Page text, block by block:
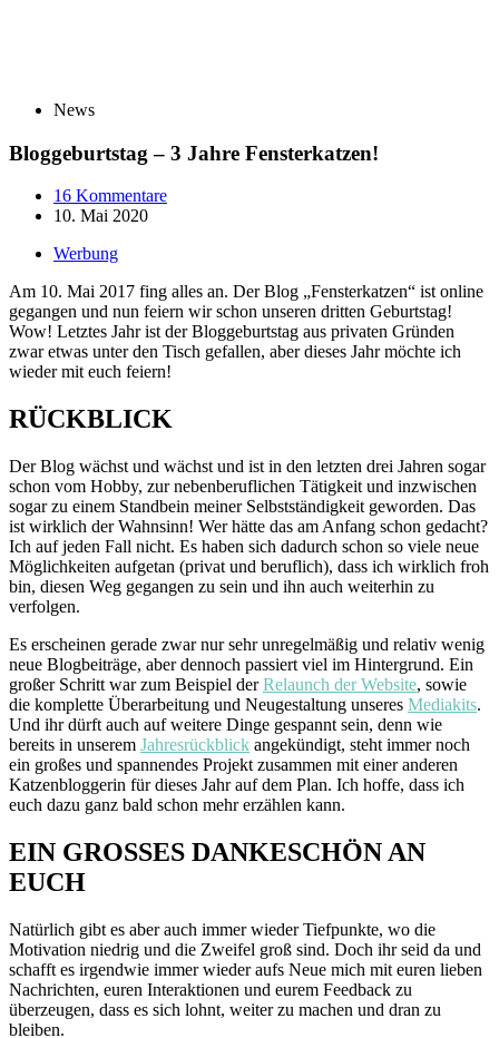
News
Bloggeburtstag – 3 Jahre Fensterkatzen!
16 Kommentare
10. Mai 2020
Werbung
Am 10. Mai 2017 fing alles an. Der Blog „Fensterkatzen“ ist online
gegangen und nun feiern wir schon unseren dritten Geburtstag!
Wow! Letztes Jahr ist der Bloggeburtstag aus privaten Gründen
zwar etwas unter den Tisch gefallen, aber dieses Jahr möchte ich
wieder mit euch feiern!
RÜCKBLICK
Der Blog wächst und wächst und ist in den letzten drei Jahren sogar
schon vom Hobby, zur nebenberuflichen Tätigkeit und inzwischen
sogar zu einem Standbein meiner Selbstständigkeit geworden. Das
ist wirklich der Wahnsinn! Wer hätte das am Anfang schon gedacht?
Ich auf jeden Fall nicht. Es haben sich dadurch schon so viele neue
Möglichkeiten aufgetan (privat und beruflich), dass ich wirklich froh
bin, diesen Weg gegangen zu sein und ihn auch weiterhin zu
verfolgen.
Es erscheinen gerade zwar nur sehr unregelmäßig und relativ wenig
neue Blogbeiträge, aber dennoch passiert viel im Hintergrund. Ein
großer Schritt war zum Beispiel derRelaunch der Website, sowie
die komplette Überarbeitung und Neugestaltung unseres Mediakits.
Und ihr dürft auch auf weitere Dinge gespannt sein, denn wie
bereits in unserem Jahresrückblick angekündigt, steht immer noch
ein großes und spannendes Projekt zusammen mit einer anderen
Katzenbloggerin für dieses Jahr auf dem Plan. Ich hoffe, dass ich
euch dazu ganz bald schon mehr erzählen kann.
EIN GROSSES DANKESCHÖN AN
EUCH
Natürlich gibt es aber auch immer wieder Tiefpunkte, wo die
Motivation niedrig und die Zweifel groß sind. Doch ihr seid da und
schafft es irgendwie immer wieder aufs Neue mich mit euren lieben
Nachrichten, euren Interaktionen und eurem Feedback zu
überzeugen, dass es sich lohnt, weiter zu machen und dran zu
bleiben.